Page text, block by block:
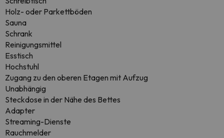
Holz- oder Parkettböden
Sauna
Schrank
Reinigungsmittel
Esstisch
Hochstuhl
Zugang zu den oberen Etagen mit Aufzug
Unabhängig
Steckdose in der Nähe des Bettes
Adapter
Streaming-Dienste
Rauchmelder